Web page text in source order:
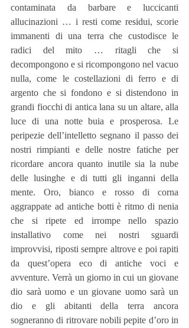
contaminata da barbare e luccicanti
allucinazioni … i resti come residui, scorie
immanenti di una terra che custodisce le
radici del mito … ritagli che si
decompongono e si ricompongono nel vacuo
nulla, come le costellazioni di ferro e di
argento che si fondono e si distendono in
grandi fiocchi di antica lana su un altare, alla
luce di una notte buia e prosperosa. Le
peripezie dell’intelletto segnano il passo dei
nostri rimpianti e delle nostre fatiche per
ricordare ancora quanto inutile sia la nube
delle lusinghe e di tutti gli inganni della
mente. Oro, bianco e rosso di corna
aggrappate ad antiche botti è ritmo di nenia
che si ripete ed irrompe nello spazio
installativo come nei nostri sguardi
improvvisi, riposti sempre altrove e poi rapiti
da quest’opera eco di antiche voci e
avventure. Verrà un giorno in cui un giovane
dio sarà uomo e un giovane uomo sarà un
dio e gli abitanti della terra ancora
sogneranno di ritrovare nobili pepite d’oro in